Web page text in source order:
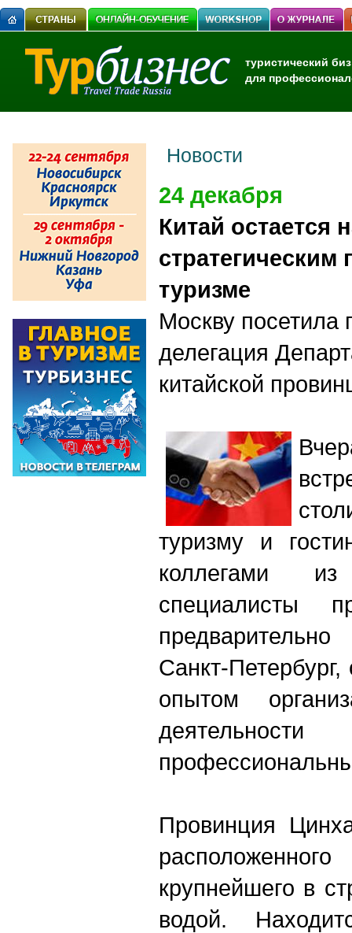
туристический
для
Новости
24 декабря
Китай остается
стратегическим
туризме
Москву посетила
делегация
китайской
туризму и
коллегами
специалисты
Санкт-
опытом
Провинция
крупнейшего в
водой.